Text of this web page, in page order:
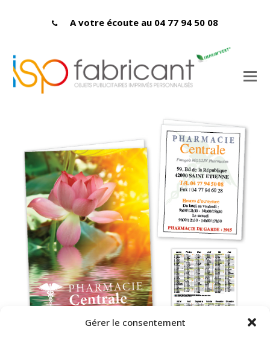
Gérer le consentement
A votre écoute au 04 77 94 50 08